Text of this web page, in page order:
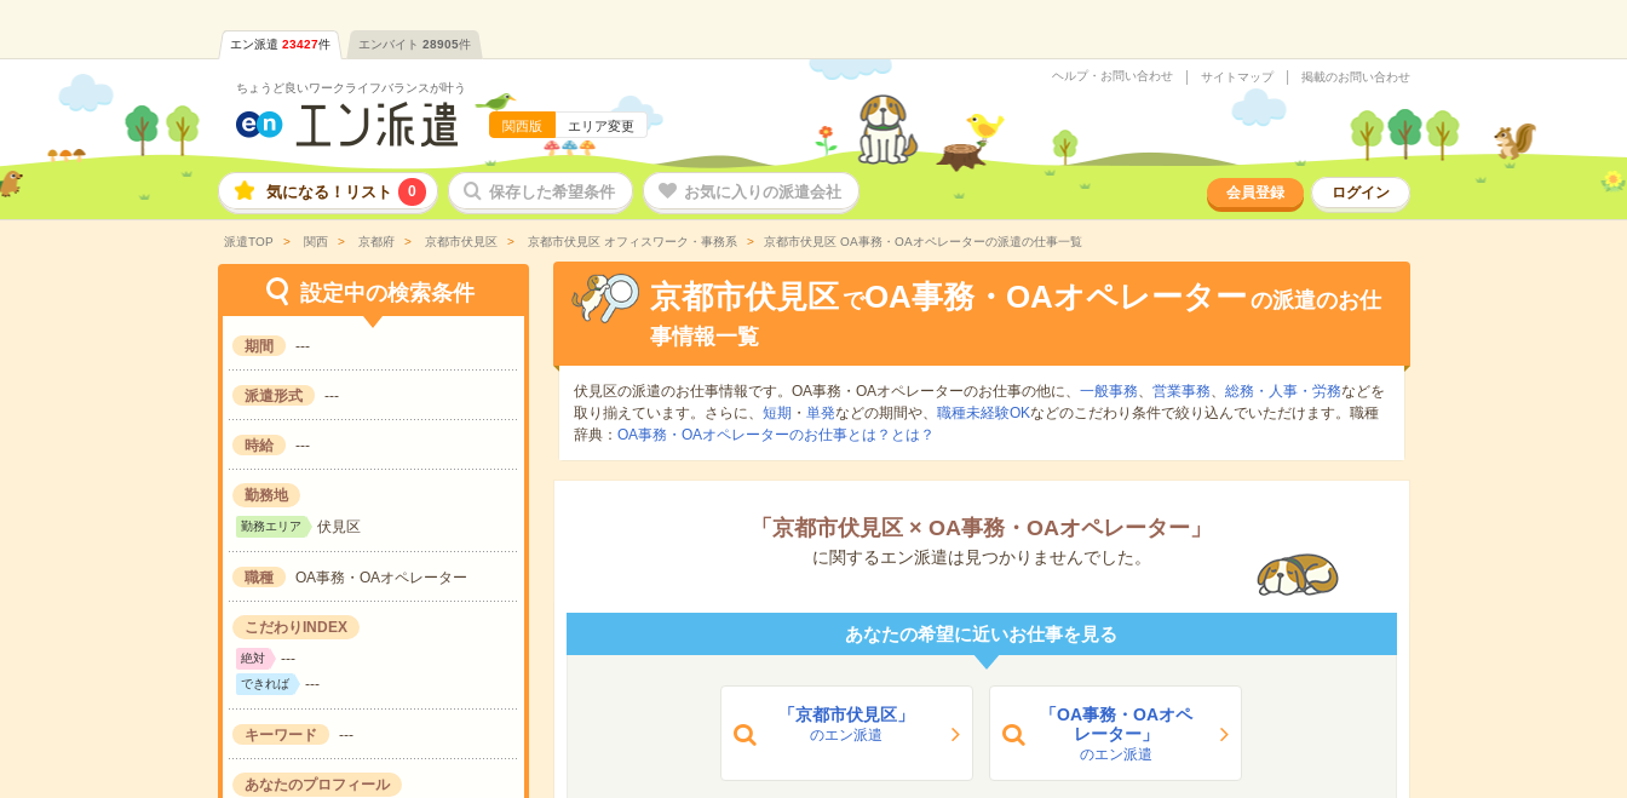
エン派遣 23427件 エンバイト 28905件
ちょうど良いワークライフバランスが叶う
関西版 エリア変更
ヘルプ・お問い合わせ サイトマップ 掲載のお問い合わせ
気になる！リスト 0 保存した希望条件 お気に入りの派遣会社 会員登録 ログイン
派遣TOP 関西 京都府 京都市伏見区 京都市伏見区 オフィスワーク・事務系 京都市伏見区 OA事務・OAオペレーターの派遣の仕事一覧
設定中の検索条件
期間 ---
派遣形式 ---
時給 ---
勤務地
勤務エリア 伏見区
職種 OA事務・OAオペレーター
こだわりINDEX
絶対 ---
できれば ---
キーワード ---
あなたのプロフィール
京都市伏見区 でOA事務・OAオペレーター の派遣のお仕
事情報一覧
伏見区の派遣のお仕事情報です。OA事務・OAオペレーターのお仕事の他に、 一般事務、 営業事務、 総務・人事・労務などを
取り揃えています。さらに、 短期 ・ 単発などの期間や、 職種未経験OKなどのこだわり条件で絞り込んでいただけます。職種
辞典： OA事務・OAオペレーターのお仕事とは？とは？
「 京都市伏見区 × OA事務・OAオペレーター 」
に関するエン派遣は見つかりませんでした。
あなたの希望に近いお仕事を見る
「京都市伏見区」
のエン派遣
「OA事務・OAオペ
レーター」
のエン派遣